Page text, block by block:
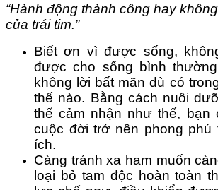
“Hành động thành công hay
của trái tim.”
Biết ơn vì được sống,
được cho sống bình
không lời bất mãn dù có
thế nào. Bằng cách nuôi
thể cảm nhận như thế, bạn
cuộc đời trở nên phong phú
ích.
Càng tránh xa ham muốn
loại bỏ tam độc hoàn toàn